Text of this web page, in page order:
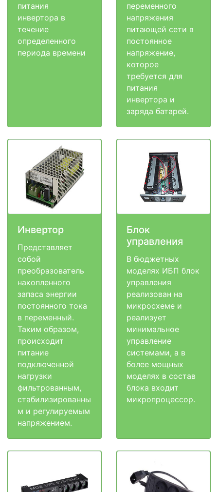
питания
инвертора в
течение
определенного
периода времени
переменного
напряжения
питающей сети в
постоянное
напряжение,
которое
требуется для
питания
инвертора и
заряда батарей.
Инвертор
Представляет
собой
преобразователь
накопленного
запаса энергии
постоянного тока
в переменный.
Таким образом,
происходит
питание
подключенной
нагрузки
фильтрованным,
стабилизированны
м и регулируемым
напряжением.
Блок
управления
В бюджетных
моделях ИБП блок
управления
реализован на
микросхеме и
реализует
минимальное
управление
системами, а в
более мощных
моделях в состав
блока входит
микропроцессор.